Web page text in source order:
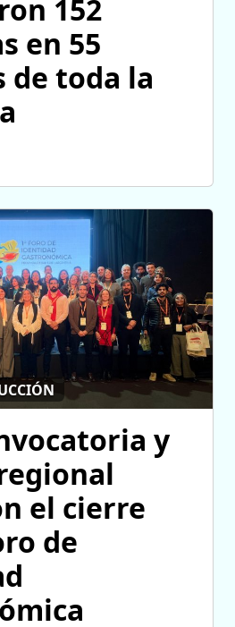
152
en 55
de toda la
y
el cierre
de